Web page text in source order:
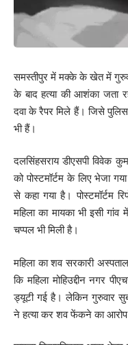
समस्तीपुर में मक्के के खेत में
के बाद हत्या की आशंका जता
दवा के रैपर मिले हैं। जिसे
भी हैं।
दलसिंहसराय डीएसपी विवेक
को पोस्टमॉर्टम के लिए भेजा
से कहा गया है। पोस्टमॉर्टम
महिला का मायका भी इसी
चप्पल भी मिली है।
महिला का शव सरकारी
कि महिला मोहिउद्दीन नगर
ड्यूटी गई है। लेकिन गुरुवार
ने हत्या कर शव फेंकने का आरोप